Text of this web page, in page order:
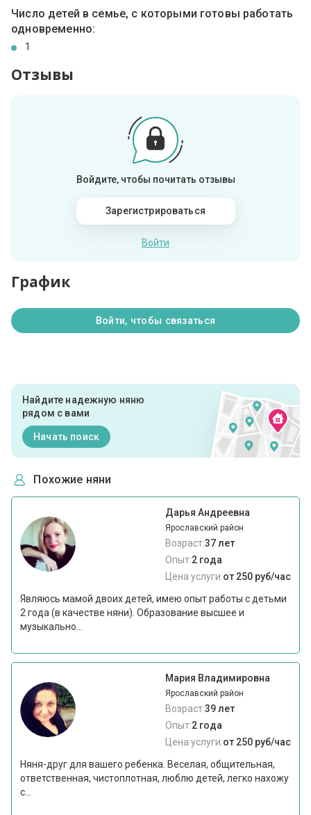
Число детей в семье, с которыми готовы работать
одновременно:
1
Отзывы
Войдите, чтобы почитать отзывы
Зарегистрироваться
Войти
График
Войти, чтобы связаться
Найдите надежную няню
рядом с вами
Начать поиск
Похожие няни
Дарья Андреевна
Ярославский район
Возраст:37 лет
Опыт:2 года
Цена услуги:от 250 руб/час
Являюсь мамой двоих детей, имею опыт работы с детьми
2 года (в качестве няни). Образование высшее и
музыкально...
Мария Владимировна
Ярославский район
Возраст:39 лет
Опыт:2 года
Цена услуги:от 250 руб/час
Няня-друг для вашего ребенка. Веселая, общительная,
ответственная, чистоплотная, люблю детей, легко нахожу
с...